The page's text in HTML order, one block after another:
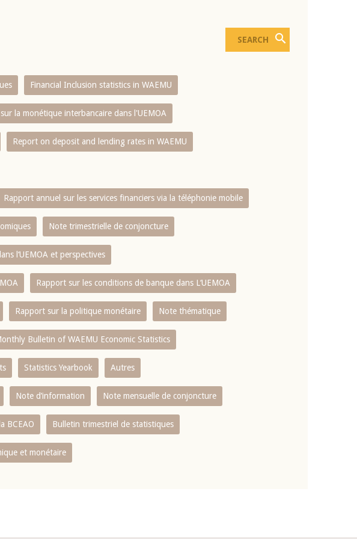
Financial Inclusion statistics in WAEMU
la monétique interbancaire dans l'UEMOA
Report on deposit and lending rates in WAEMU
Rapport annuel sur les services financiers via la téléphonie mobile
Note trimestrielle de conjoncture
l‘UEMOA et perspectives
Rapport sur les conditions de banque dans L‘UEMOA
Rapport sur la politique monétaire Note thématique
Bulletin of WAEMU Economic Statistics
Statistics Yearbook Autres
Note d’information Note mensuelle de conjoncture
BCEAO Bulletin trimestriel de statistiques
et monétaire